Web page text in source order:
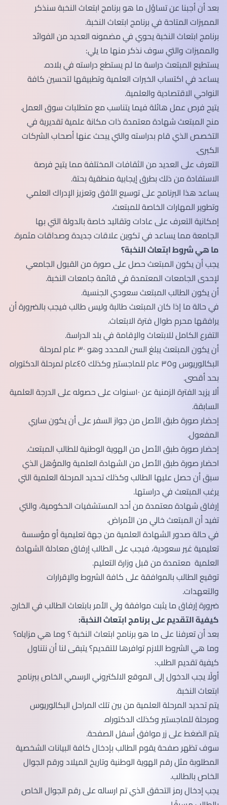
بعد أن أجبنا عن تساؤل ما هو برنامج ابتعاث النخبة سنذكر
المميزات المتاحة في برنامج ابتعاث النخبة.
برنامج ابتعاث النخبة يحوي في مضمونه العديد من الفوائد
والمميزات والتي سوف نذكر منها ما يلي:
يستطيع المبتعث دراسة ما لم يستطع دراسته في بلاده.
يساعد في اكتساب الخبرات العلمية وتطبيقها لتحسين كافة
النواحي الاقتصادية والعلمية.
يتيح فرص عمل هائلة فيما يتناسب مع متطلبات سوق العمل.
منح المبتعث شهادة معتمدة ذات مكانة علمية تقديرية في
التخصص الذي قام بدراسته والتي يبحث عنها أصحاب الشركات
الكبرى.
التعرف على العديد من الثقافات المختلفة مما يتيح فرصة
الاستفادة من ذلك بطرق إيجابية منطقية بحتة.
يساعد هذا البرنامج على توسيع الأفق وتعزيز الإدراك العلمي
وتطوير المهارات الخاصة للمبتعث.
إمكانية التعرف على عادات وتقاليد خاصة بالدولة التي بها
الجامعة مما يساعد في تكوين علاقات جديدة وصداقات مثمرة.
ما هي شروط ابتعاث النخبة؟
يجب أن يكون المبتعث حصل على صورة من القبول الجامعي
لإحدى الجامعات المعتمدة في قائمة جامعات النخبة.
أن يكون الطالب المبتعث سعودي الجنسية.
في حالة ما إذا كان المبتعث طالبة وليس طالب فيجب بالضرورة أن
يرافقها محرم طوال فترة الابتعاث.
التفرع الكامل للابتعاث والإقامة في بلد الدراسة.
أن يكون المبتعث يبلغ السن المحدد وهو ٣٠ عام لمرحلة
البكالوريوس و٣٥ عام للماجستير وكذلك ٤٥عام لمرحلة الدكتوراه
بحد أقصى.
ألا يزيد الفترة الزمنية عن ١٠سنوات على حصوله على الدرجة العلمية
السابقة.
إحضار صورة طبق الأصل من جواز السفر على أن يكون ساري
المفعول.
إحضار صورة طبق الأصل من الهوية الوطنية للطالب المبتعث.
احضار صورة طبق الأصل من الشهادة العلمية والمؤهل الذي
سبق أن حصل عليها الطالب وكذلك تحديد المرحلة العلمية التي
يرغب المبتعث في دراستها.
إرفاق شهادة معتمدة من أحد المستشفيات الحكومية، والتي
تفيد أن المبتعث خالي من الأمراض.
في حالة صدور الشهادة العلمية من جهة تعليمية أو مؤسسة
تعليمية غير سعودية، فيجب على الطالب إرفاق معادلة الشهادة
العلمية معتمدة من قبل وزارة التعليم.
توقيع الطالب بالموافقة على كافة الشروط والإقرارات
والتعهدات.
ضرورة إرفاق ما يثبت موافقة ولي الأمر بابتعاث الطالب في الخارج.
كيفية التقديم على برنامج ابتعاث النخبة:
بعد أن تعرفنا على ما هو برنامج ابتعاث النخبة ؟ وما هي مزاياه؟
وما هي الشروط اللازم توافرها للتقديم؟ يتبقى لنا أن نتناول
كيفية تقديم الطلب:
أولًا يجب الدخول إلى الموقع الالكتروني الرسمي الخاص ببرنامج
ابتعاث النخبة.
يتم تحديد المرحلة العلمية من بين تلك المراحل البكالوريوس
ومرحلة للماجستير وكذلك الدكتوراه.
يتم الضغط على زر موافق أسفل الصفحة.
سوف تظهر صفحة يقوم الطالب بإدخال كافة البيانات الشخصية
المطلوبة مثل رقم الهوية الوطنية وتاريخ الميلاد ورقم الجوال
الخاص بالطالب.
يجب إدخال رمز التحقق الذي تم ارساله على رقم الجوال الخاص